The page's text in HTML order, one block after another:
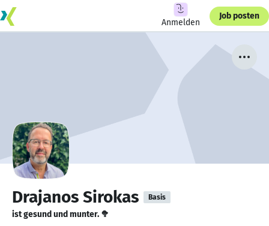
Anmelden
Job posten
Drajanos Sirokas Basis
ist gesund und munter. 🥦